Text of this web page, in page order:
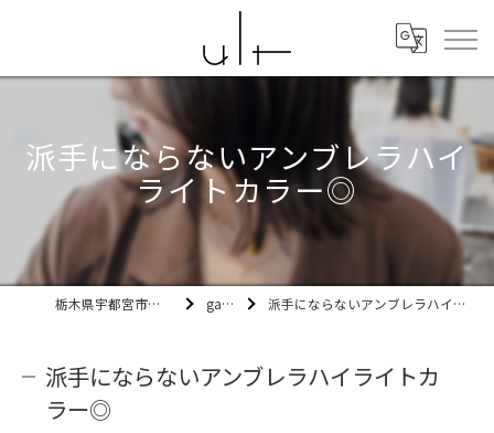
派手にならないアンブレラハイ
ライトカラー◎
栃木県宇都宮市の美容室ult gallery 派手にならないアンブレラハイライトカラー◎
派手にならないアンブレラハイライトカ
ラー◎